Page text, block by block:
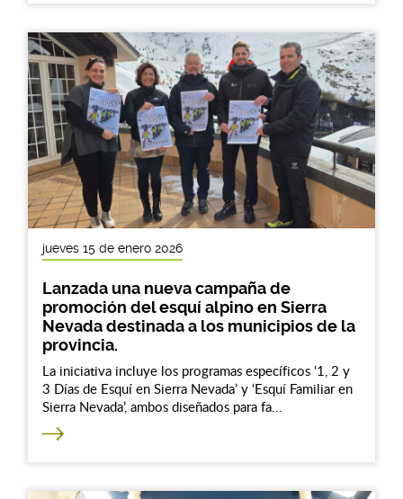
jueves 15 de enero 2026
Lanzada una nueva campaña de
promoción del esquí alpino en Sierra
Nevada destinada a los municipios de la
provincia.
La iniciativa incluye los programas específicos ‘1, 2 y
3 Días de Esquí en Sierra Nevada’ y ‘Esquí Familiar en
Sierra Nevada’, ambos diseñados para fa...